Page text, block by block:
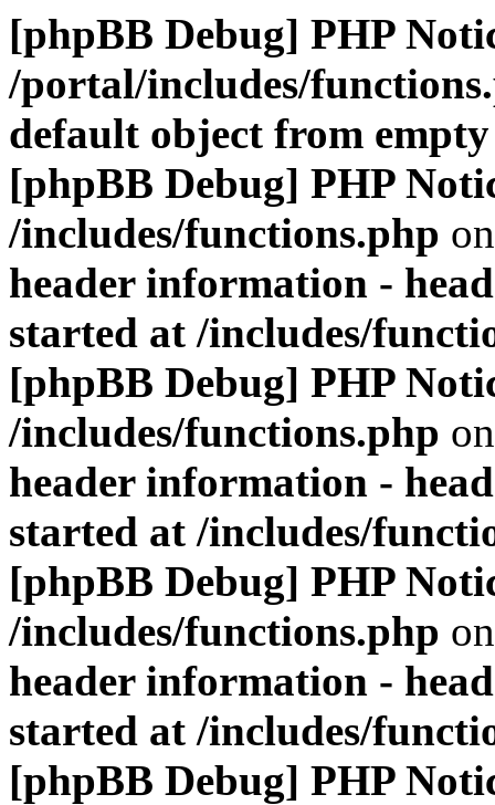
[phpBB Debug] PHP
/portal/includes/
default object from
[phpBB Debug] PHP
/includes/functions.php
header information -
started at /includes/
[phpBB Debug] PHP
/includes/functions.php
header information -
started at /includes/
[phpBB Debug] PHP
/includes/functions.php
header information -
started at /includes/
[phpBB Debug] PHP